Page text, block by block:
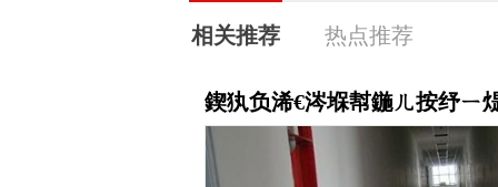
相关推荐 热点推荐